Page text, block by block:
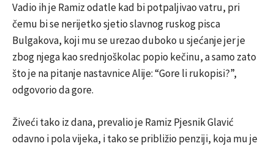
Vadio ih je Ramiz odatle kad bi potpaljivao vatru, pri
čemu bi se nerijetko sjetio slavnog ruskog pisca
Bulgakova, koji mu se urezao duboko u sjećanje jer je
zbog njega kao srednjoškolac popio kečinu, a samo zato
što je na pitanje nastavnice Alije: “Gore li rukopisi?”,
odgovorio da gore.
Živeći tako iz dana, prevalio je Ramiz Pjesnik Glavić
odavno i pola vijeka, i tako se približio penziji, koja mu je